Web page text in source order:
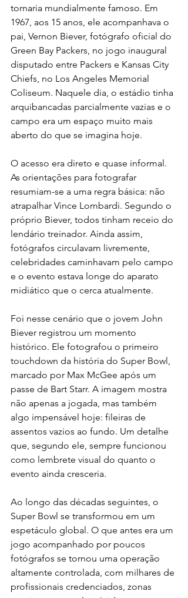
tornaria mundialmente famoso. Em
1967, aos 15 anos, ele acompanhava o
pai, Vernon Biever, fotógrafo oficial do
Green Bay Packers, no jogo inaugural
disputado entre Packers e Kansas City
Chiefs, no Los Angeles Memorial
Coliseum. Naquele dia, o estádio tinha
arquibancadas parcialmente vazias e o
campo era um espaço muito mais
aberto do que se imagina hoje.
O acesso era direto e quase informal.
As orientações para fotografar
resumiam-se a uma regra básica: não
atrapalhar Vince Lombardi. Segundo o
próprio Biever, todos tinham receio do
lendário treinador. Ainda assim,
fotógrafos circulavam livremente,
celebridades caminhavam pelo campo
e o evento estava longe do aparato
midiático que o cerca atualmente.
Foi nesse cenário que o jovem John
Biever registrou um momento
histórico. Ele fotografou o primeiro
touchdown da história do Super Bowl,
marcado por Max McGee após um
passe de Bart Starr. A imagem mostra
não apenas a jogada, mas também
algo impensável hoje: fileiras de
assentos vazios ao fundo. Um detalhe
que, segundo ele, sempre funcionou
como lembrete visual do quanto o
evento ainda cresceria.
Ao longo das décadas seguintes, o
Super Bowl se transformou em um
espetáculo global. O que antes era um
jogo acompanhado por poucos
fotógrafos se tornou uma operação
altamente controlada, com milhares de
profissionais credenciados, zonas